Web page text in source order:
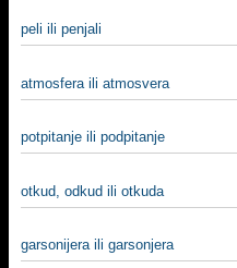
peli ili penjali
atmosfera ili atmosvera
potpitanje ili podpitanje
otkud, odkud ili otkuda
garsonijera ili garsonjera